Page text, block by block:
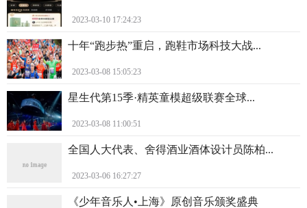
2023-03-10 17:24:23
十年“跑步热”重启，跑鞋市场科技大战...
2023-03-08 15:05:23
星生代第15季·精英童模超级联赛全球...
2023-03-08 11:00:51
全国人大代表、舍得酒业酒体设计员陈柏...
2023-03-06 16:27:27
《少年音乐人•上海》原创音乐颁奖盛典